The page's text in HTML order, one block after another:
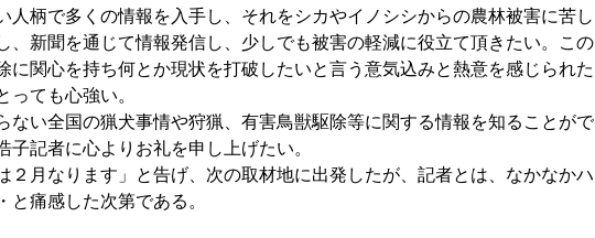
人柄で多くの情報を入手し、それをシカやイノシシからの農林被害に苦し
、新聞を通じて情報発信し、少しでも被害の軽減に役立て頂きたい。この
に関心を持ち何とか現状を打破したいと言う意気込みと熱意を感じられた
っても心強い。
ない全国の猟犬事情や狩猟、有害鳥獣駆除等に関する情報を知ることがで
子記者に心よりお礼を申し上げたい。
２月なります」と告げ、次の取材地に出発したが、記者とは、なかなかハ
と痛感した次第である。